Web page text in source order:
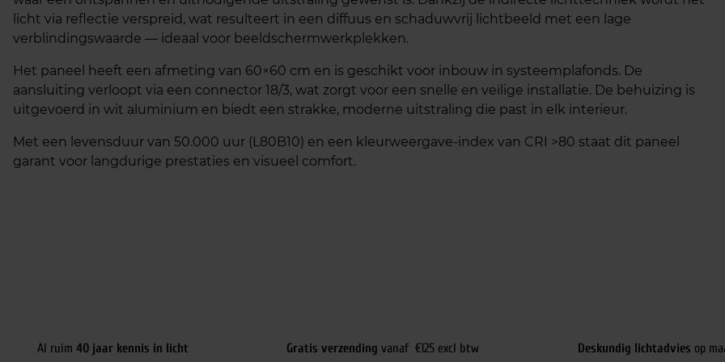
licht via reflectie verspreid, wat resulteert in een diffuus en schaduwvrij lichtbeeld met een lage
verblindingswaarde — ideaal voor beeldschermwerkplekken.
Het paneel heeft een afmeting van 60×60 cm en is geschikt voor inbouw in systeemplafonds. De
aansluiting verloopt via een connector 18/3, wat zorgt voor een snelle en veilige installatie. De behuizing is
uitgevoerd in wit aluminium en biedt een strakke, moderne uitstraling die past in elk interieur.
Met een levensduur van 50.000 uur (L80B10) en een kleurweergave-index van CRI >80 staat dit paneel
garant voor langdurige prestaties en visueel comfort.
Al ruim 40 jaar kennis in licht Gratis verzending vanaf €125 excl btw Deskundig lichtadvies op